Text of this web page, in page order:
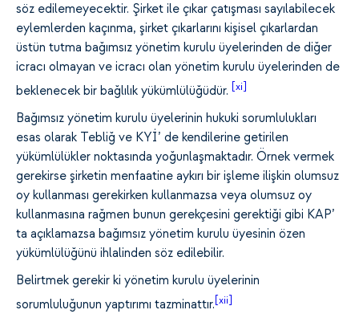
söz edilemeyecektir. Şirket ile çıkar çatışması sayılabilecek
eylemlerden kaçınma, şirket çıkarlarını kişisel çıkarlardan
üstün tutma bağımsız yönetim kurulu üyelerinden de diğer
icracı olmayan ve icracı olan yönetim kurulu üyelerinden de
beklenecek bir bağlılık yükümlülüğüdür.
[xi]
Bağımsız yönetim kurulu üyelerinin hukuki sorumlulukları
esas olarak Tebliğ ve KYİ’ de kendilerine getirilen
yükümlülükler noktasında yoğunlaşmaktadır. Örnek vermek
gerekirse şirketin menfaatine aykırı bir işleme ilişkin olumsuz
oy kullanması gerekirken kullanmazsa veya olumsuz oy
kullanmasına rağmen bunun gerekçesini gerektiği gibi KAP’
ta açıklamazsa bağımsız yönetim kurulu üyesinin özen
yükümlülüğünü ihlalinden söz edilebilir.
Belirtmek gerekir ki yönetim kurulu üyelerinin
sorumluluğunun yaptırımı tazminattır. [xii]